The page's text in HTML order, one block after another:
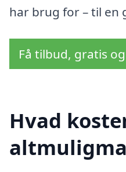
har brug for – til en
Få tilbud, gratis
Hvad